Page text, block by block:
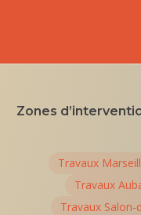
Zones
Travaux
Travaux
Travaux Salon-